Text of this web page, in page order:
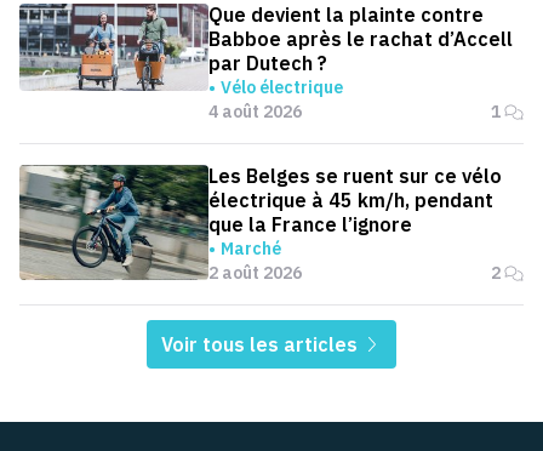
Que devient la plainte contre
Babboe après le rachat d’Accell
par Dutech ?
Vélo électrique
4 août 2026
1
Les Belges se ruent sur ce vélo
électrique à 45 km/h, pendant
que la France l’ignore
Marché
2 août 2026
2
Voir tous les articles